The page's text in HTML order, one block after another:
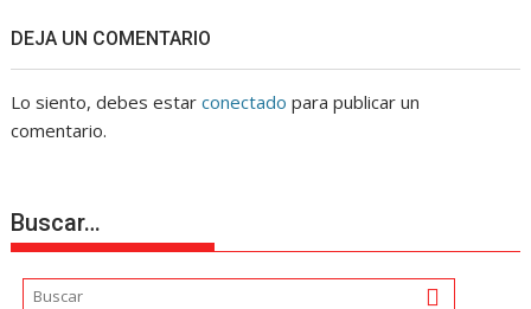
DEJA UN COMENTARIO
Lo siento, debes estarconectado para publicar un
comentario.
Buscar…